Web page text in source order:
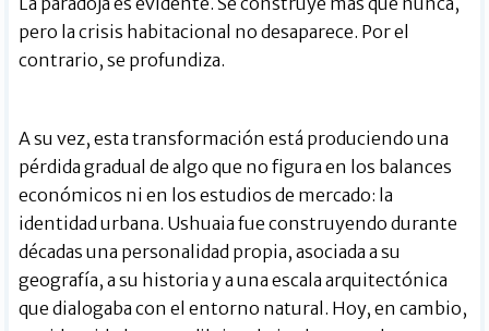
pero la crisis habitacional no desaparece. Por el
contrario, se profundiza.
A su vez, esta transformación está produciendo una
pérdida gradual de algo que no figura en los balances
económicos ni en los estudios de mercado: la
identidad urbana. Ushuaia fue construyendo durante
décadas una personalidad propia, asociada a su
geografía, a su historia y a una escala arquitectónica
que dialogaba con el entorno natural. Hoy, en cambio,